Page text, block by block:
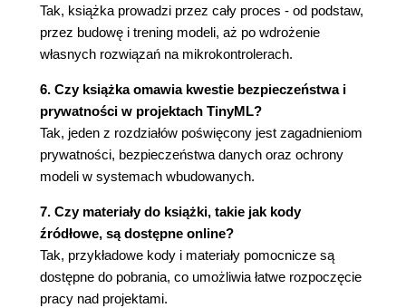
Uruchamianie procesu wnioskowania
Odczytywanie danych wyjściowych
Uruchamianie testów
Uruchamianie testów za pomocą
Make
Budowa pliku z projektem
Omówienie kodu źródłowego
Początek pliku main_functions.cc
Obsługa wyjścia za pomocą
output_handler.cc
Koniec pliku main_functions.cc
Omówienie pliku main.cc
Uruchomienie aplikacji
Tak, książka prowadzi przez cały proces - od podstaw,
przez budowę i trening modeli, aż po wdrożenie
własnych rozwiązań na mikrokontrolerach.
6. Czy książka omawia kwestie bezpieczeństwa i
prywatności w projektach TinyML?
Tak, jeden z rozdziałów poświęcony jest zagadnieniom
prywatności, bezpieczeństwa danych oraz ochrony
modeli w systemach wbudowanych.
7. Czy materiały do książki, takie jak kody
źródłowe, są dostępne online?
Tak, przykładowe kody i materiały pomocnicze są
dostępne do pobrania, co umożliwia łatwe rozpoczęcie
pracy nad projektami.